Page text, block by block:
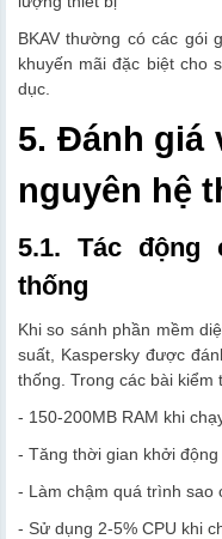
BKAV thường có các gói
khuyến mãi đặc biệt cho
dục.
5. Đánh giá
nguyên hệ
5.1. Tác động
thống
Khi so sánh phần mềm
suất, Kaspersky được
thống. Trong các bài kiểm
- 150-200MB RAM khi
- Tăng thời gian khởi
- Làm chậm quá trình sao
- Sử dụng 2-5% CPU khi